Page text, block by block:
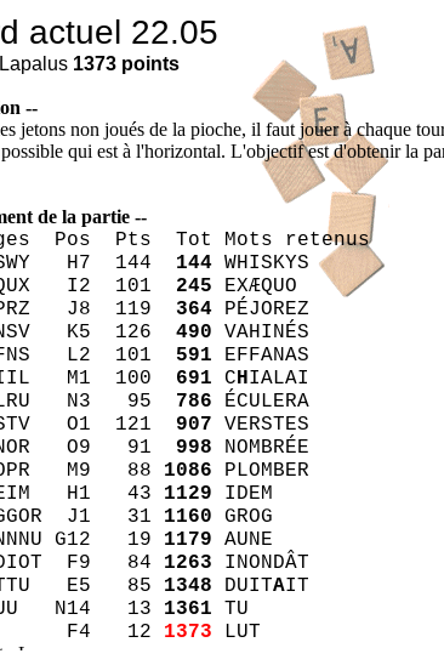
actuel 22.05
1373 points
--
jetons non joués de la pioche, il faut jouer à chaque
qui est à l'horizontal. L'objectif est d'obtenir la
de la partie --
Pos Pts Tot Mots retenus
H7 144 144 WHISKYS
I2 101 245 EXÆQUO
J8 119 364 PÉJOREZ
K5 126 490 VAHINÉS
L2 101 591 EFFANAS
M1 100 691 CHIALAI
N3 95 786 ÉCULERA
O1 121 907 VERSTES
O9 91 998 NOMBRÉE
M9 88 1086 PLOMBER
H1 43 1129 IDEM
J1 31 1160 GROG
G12 19 1179 AUNE
F9 84 1263 INONDÂT
E5 85 1348 DUITAIT
N14 13 1361 TU
F4 12 1373 LUT
: L